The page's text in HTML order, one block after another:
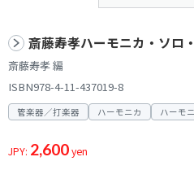
斎藤寿孝ハーモニカ・ソロ
斎藤寿孝 編
ISBN978-4-11-437019-8
管楽器／打楽器 ハーモニカ ハーモ
JPY: 2,600yen